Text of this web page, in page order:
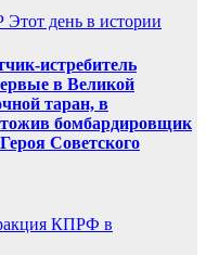
Этот день в истории
истребитель
в Великой
таран, в
бомбардировщик
Советского
КПРФ в